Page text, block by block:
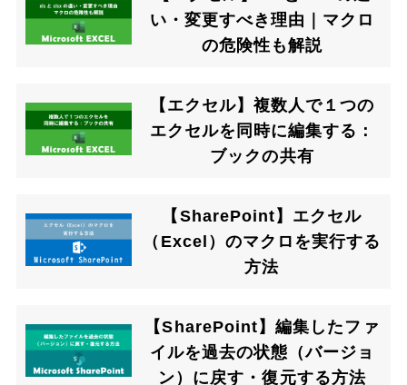
い・変更すべき理由｜マクロ
の危険性も解説
【エクセル】複数人で１つの
エクセルを同時に編集する：
ブックの共有
【SharePoint】エクセル
（Excel）のマクロを実行する
方法
【SharePoint】編集したファ
イルを過去の状態（バージョ
ン）に戻す・復元する方法